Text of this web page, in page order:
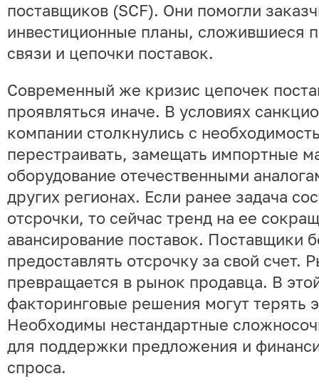
поставщиков (SCF). Они помогли
инвестиционные планы, сложившиеся
связи и цепочки поставок.
Современный же кризис цепочек
проявляться иначе. В условиях
компании столкнулись с
перестраивать, замещать импортные
оборудование отечественными
других регионах. Если ранее задача
отсрочки, то сейчас тренд на ее
авансирование поставок. Поставщики
предоставлять отсрочку за свой счет.
превращается в рынок продавца. В
факторинговые решения могут терять
Необходимы нестандартные
для поддержки предложения и
спроса.